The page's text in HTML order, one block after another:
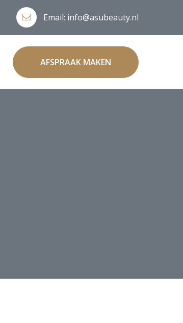
Email: info@asubeauty.nl
AFSPRAAK MAKEN